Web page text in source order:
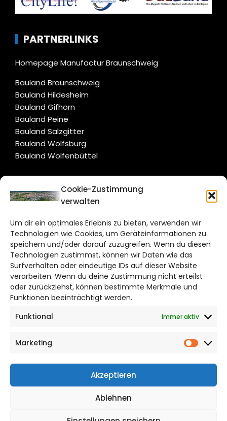
Cookie-Zustimmung
verwalten
Um dir ein optimales Erlebnis zu bieten, verwenden wir
Technologien wie Cookies, um Geräteinformationen zu
speichern und/oder darauf zuzugreifen. Wenn du diesen
Technologien zustimmst, können wir Daten wie das
Surfverhalten oder eindeutige IDs auf dieser Website
verarbeiten. Wenn du deine Zustimmung nicht erteilst
oder zurückziehst, können bestimmte Merkmale und
Funktionen beeinträchtigt werden.
Funktional
Immer aktiv
Marketing
Akzeptieren
Ablehnen
PARTNERLINKS
Homepage Manufactur Braunschweig
Bauland Braunschweig
Bauland Hildesheim
Bauland Gifhorn
Bauland Peine
Bauland Salzgitter
Bauland Wolfsburg
Bauland Wolfenbüttel
CITYLIFE!
Bruchtorwall 12
38100 Braunschweig
Telefon: 0531 387220 – 65
DAS STADTMAGAZIN FÜR
BRAUNSCHWEIG
Impressum
Cookie Richtlinie
CITYLIFE! BEI FACEBOOK